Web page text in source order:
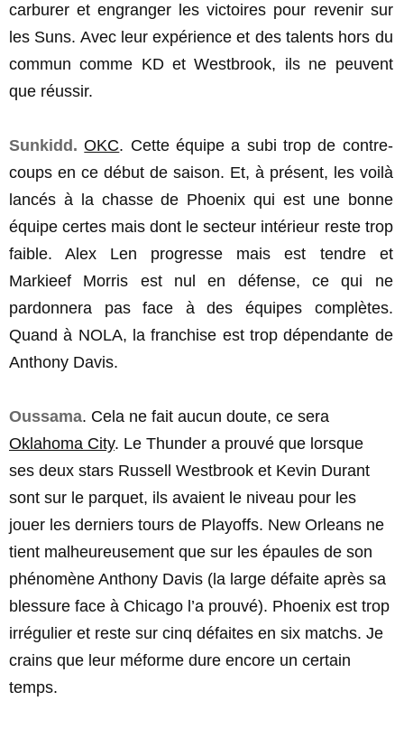
carburer et engranger les victoires pour revenir sur
les Suns. Avec leur expérience et des talents hors du
commun comme KD et Westbrook, ils ne peuvent
que réussir.
Sunkidd. OKC. Cette équipe a subi trop de contre-
coups en ce début de saison. Et, à présent, les voilà
lancés à la chasse de Phoenix qui est une bonne
équipe certes mais dont le secteur intérieur reste trop
faible. Alex Len progresse mais est tendre et
Markieef Morris est nul en défense, ce qui ne
pardonnera pas face à des équipes complètes.
Quand à NOLA, la franchise est trop dépendante de
Anthony Davis.
Oussama. Cela ne fait aucun doute, ce sera
Oklahoma City. Le Thunder a prouvé que lorsque
ses deux stars Russell Westbrook et Kevin Durant
sont sur le parquet, ils avaient le niveau pour les
jouer les derniers tours de Playoffs. New Orleans ne
tient malheureusement que sur les épaules de son
phénomène Anthony Davis (la large défaite après sa
blessure face à Chicago l’a prouvé). Phoenix est trop
irrégulier et reste sur cinq défaites en six matchs. Je
crains que leur méforme dure encore un certain
temps.